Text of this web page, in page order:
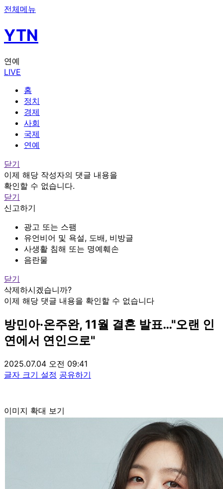
전체메뉴
YTN
연예
LIVE
홈
정치
경제
사회
국제
연예
닫기
이제 해당 작성자의 댓글 내용을
확인할 수 없습니다.
닫기
신고하기
광고 또는 스팸
유언비어 및 욕설, 도배, 비방글
사생활 침해 또는 명예훼손
음란물
닫기
삭제하시겠습니까?
이제 해당 댓글 내용을 확인할 수 없습니다
방민아·온주완, 11월 결혼 발표…"오랜 인
연에서 연인으로"
2025.07.04 오전 09:41
글자 크기 설정 공유하기
이미지 확대 보기